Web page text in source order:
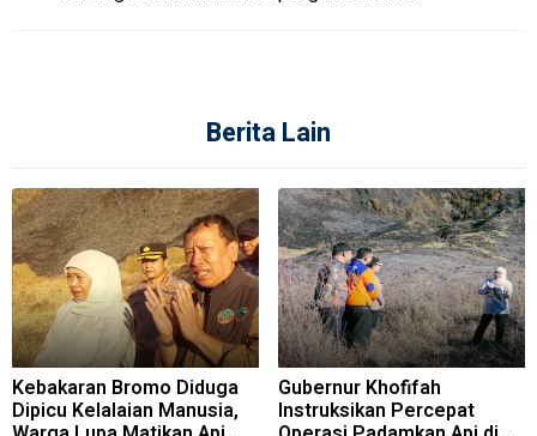
Berita Lain
Kebakaran Bromo Diduga
Dipicu Kelalaian Manusia,
Gubernur Khofifah
Instruksikan Percepat